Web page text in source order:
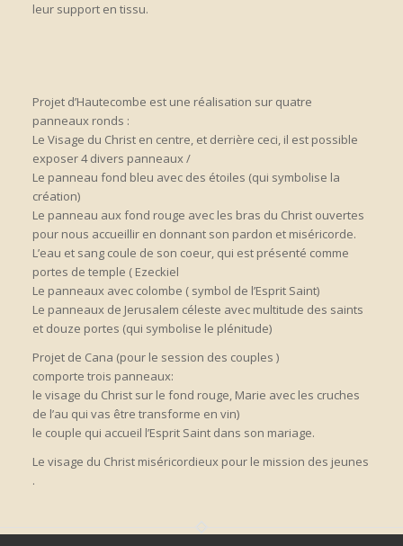
leur support en tissu.
Projet d’Hautecombe est une réalisation sur quatre
panneaux ronds :
Le Visage du Christ en centre, et derrière ceci, il est possible
exposer 4 divers panneaux /
Le panneau fond bleu avec des étoiles (qui symbolise la
création)
Le panneau aux fond rouge avec les bras du Christ ouvertes
pour nous accueillir en donnant son pardon et miséricorde.
L’eau et sang coule de son coeur, qui est présenté comme
portes de temple ( Ezeckiel
Le panneaux avec colombe ( symbol de l’Esprit Saint)
Le panneaux de Jerusalem céleste avec multitude des saints
et douze portes (qui symbolise le plénitude)
Projet de Cana (pour le session des couples )
comporte trois panneaux:
le visage du Christ sur le fond rouge, Marie avec les cruches
de l’au qui vas être transforme en vin)
le couple qui accueil l’Esprit Saint dans son mariage.
Le visage du Christ miséricordieux pour le mission des jeunes
.